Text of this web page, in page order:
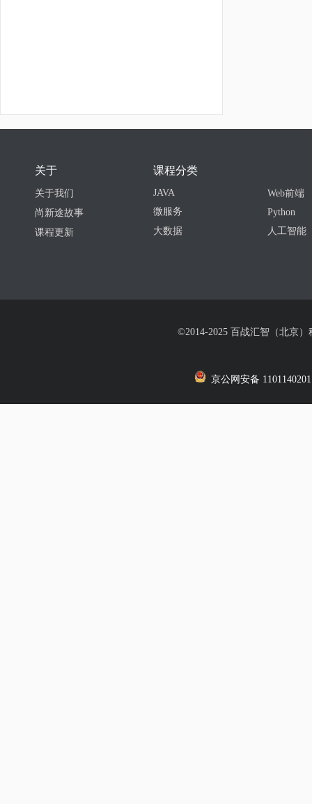
关于
关于我们
尚新途故事
课程更新
课程分类
JAVA
微服务
大数据
Web前端
Python
人工智能
©2014-2025 百战汇智（北京
京公网安备